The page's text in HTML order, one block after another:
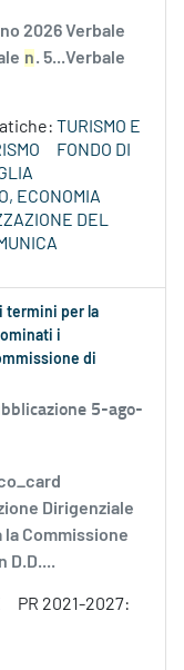
2026 Verbale
n. 5...Verbale
TURISMO E
FONDO DI
ECONOMIA
DEL
termini per la
i
di
5-ago-
Dirigenziale
Commissione
D.D....
PR 2021-2027: